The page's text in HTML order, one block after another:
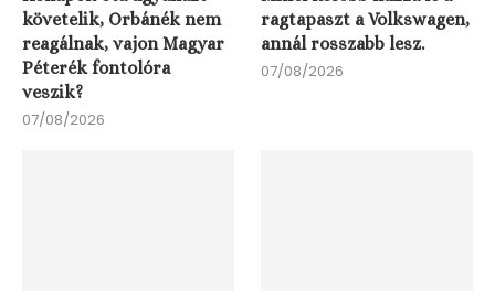
követelik, Orbánék nem
reagálnak, vajon Magyar
Péterék fontolóra
veszik?
07/08/2026
ragtapaszt a Volkswagen,
annál rosszabb lesz.
07/08/2026